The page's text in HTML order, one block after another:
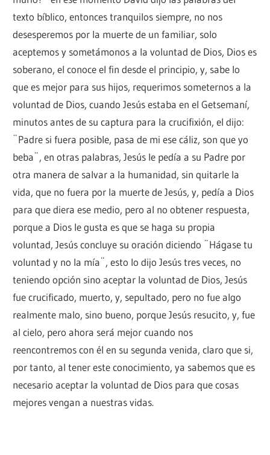
texto bíblico, entonces tranquilos siempre, no nos
desesperemos por la muerte de un familiar, solo
aceptemos y sometámonos a la voluntad de Dios, Dios es
soberano, el conoce el fin desde el principio, y, sabe lo
que es mejor para sus hijos, requerimos someternos a la
voluntad de Dios, cuando Jesús estaba en el Getsemaní,
minutos antes de su captura para la crucifixión, el dijo:
¨Padre si fuera posible, pasa de mi ese cáliz, son que yo
beba¨, en otras palabras, Jesús le pedía a su Padre por
otra manera de salvar a la humanidad, sin quitarle la
vida, que no fuera por la muerte de Jesús, y, pedía a Dios
para que diera ese medio, pero al no obtener respuesta,
porque a Dios le gusta es que se haga su propia
voluntad, Jesús concluye su oración diciendo ¨Hágase tu
voluntad y no la mía¨, esto lo dijo Jesús tres veces, no
teniendo opción sino aceptar la voluntad de Dios, Jesús
fue crucificado, muerto, y, sepultado, pero no fue algo
realmente malo, sino bueno, porque Jesús resucito, y, fue
al cielo, pero ahora será mejor cuando nos
reencontremos con él en su segunda venida, claro que si,
por tanto, al tener este conocimiento, ya sabemos que es
necesario aceptar la voluntad de Dios para que cosas
mejores vengan a nuestras vidas.